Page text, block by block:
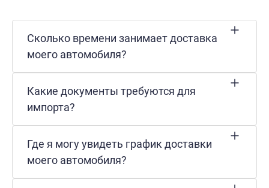
Сколько времени занимает доставка
моего автомобиля?
Какие документы требуются для
импорта?
Где я могу увидеть график доставки
моего автомобиля?